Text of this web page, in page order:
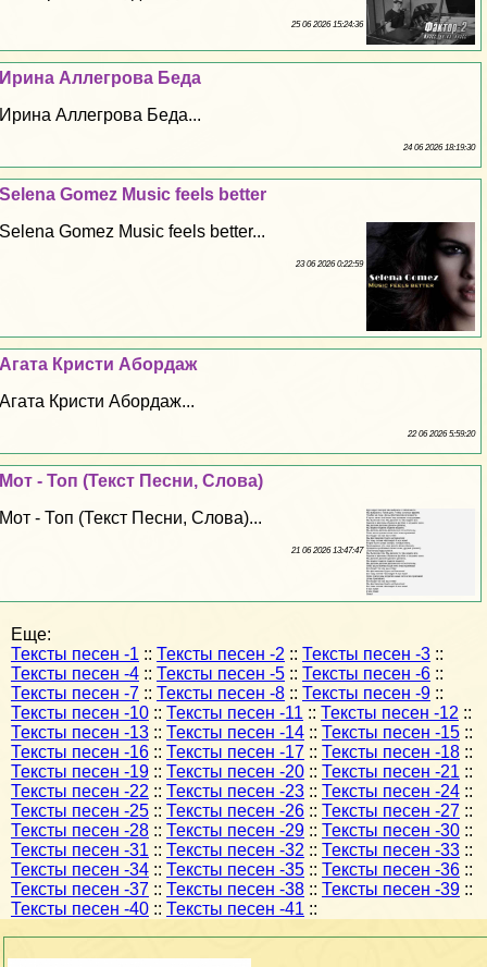
25 06 2026 15:24:36
Ирина Аллегрова Беда
Ирина Аллегрова Беда...
24 06 2026 18:19:30
Selena Gomez Music feels better
Selena Gomez Music feels better...
23 06 2026 0:22:59
Агата Кристи Абордаж
Агата Кристи Абордаж...
22 06 2026 5:59:20
Мот - Топ (Текст Песни, Слова)
Мот - Топ (Текст Песни, Слова)...
21 06 2026 13:47:47
Еще:
Тексты песен -1 :: Тексты песен -2 :: Тексты песен -3 ::
Тексты песен -4 :: Тексты песен -5 :: Тексты песен -6 ::
Тексты песен -7 :: Тексты песен -8 :: Тексты песен -9 ::
Тексты песен -10 :: Тексты песен -11 :: Тексты песен -12 ::
Тексты песен -13 :: Тексты песен -14 :: Тексты песен -15 ::
Тексты песен -16 :: Тексты песен -17 :: Тексты песен -18 ::
Тексты песен -19 :: Тексты песен -20 :: Тексты песен -21 ::
Тексты песен -22 :: Тексты песен -23 :: Тексты песен -24 ::
Тексты песен -25 :: Тексты песен -26 :: Тексты песен -27 ::
Тексты песен -28 :: Тексты песен -29 :: Тексты песен -30 ::
Тексты песен -31 :: Тексты песен -32 :: Тексты песен -33 ::
Тексты песен -34 :: Тексты песен -35 :: Тексты песен -36 ::
Тексты песен -37 :: Тексты песен -38 :: Тексты песен -39 ::
Тексты песен -40 :: Тексты песен -41 ::